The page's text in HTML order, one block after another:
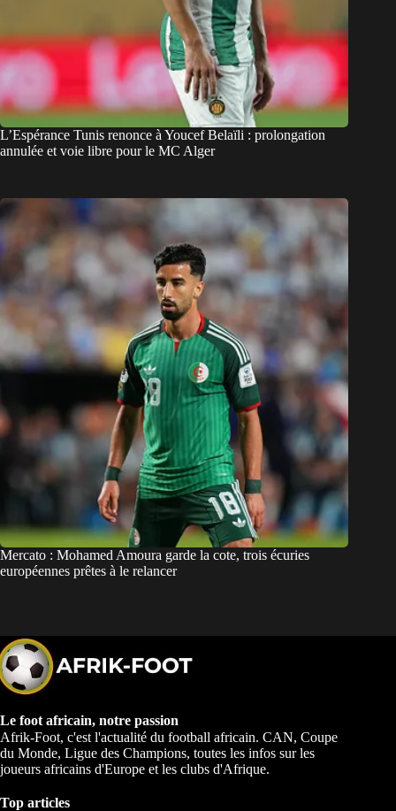
L’Espérance Tunis renonce à Youcef Belaïli : prolongation
annulée et voie libre pour le MC Alger
Mercato : Mohamed Amoura garde la cote, trois écuries
européennes prêtes à le relancer
Le foot africain, notre passion
Afrik-Foot, c'est l'actualité du football africain. CAN, Coupe
du Monde, Ligue des Champions, toutes les infos sur les
joueurs africains d'Europe et les clubs d'Afrique.
Top articles